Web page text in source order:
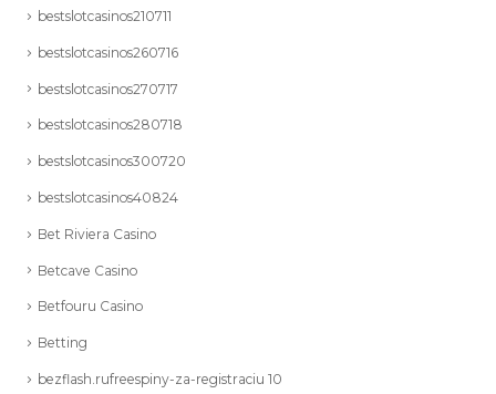
bestslotcasinos210711
bestslotcasinos260716
bestslotcasinos270717
bestslotcasinos280718
bestslotcasinos300720
bestslotcasinos40824
Bet Riviera Casino
Betcave Casino
Betfouru Casino
Betting
bezflash.rufreespiny-za-registraciu 10